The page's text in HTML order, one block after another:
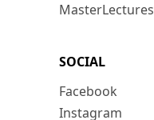
MasterLectures
SOCIAL
Facebook
Instagram